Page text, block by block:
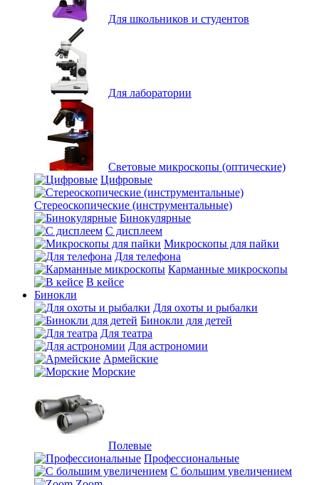
Для школьников и студентов
Для лаборатории
Световые микроскопы (оптические)
Цифровые
Стереоскопические (инструментальные)
Бинокулярные
С дисплеем
Микроскопы для пайки
Для телефона
Карманные микроскопы
В кейсе
Бинокли
Для охоты и рыбалки
Бинокли для детей
Для театра
Для астрономии
Армейские
Морские
Полевые
Профессиональные
С большим увеличением